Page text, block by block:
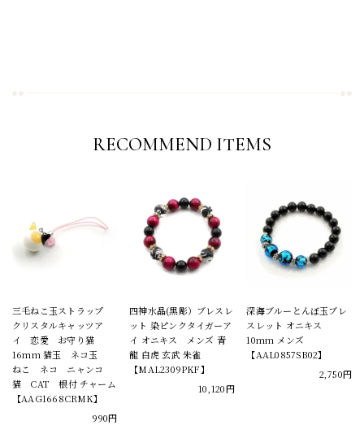
RECOMMEND ITEMS
三毛ねこ玉ストラップ
クリスタルキャッツア
イ 恋愛 お守り猫
16mm 猫玉 ネコ玉
ねこ ネコ ニャンコ
猫 CAT 根付 チャーム
【AAG1668CRMK】
990円
四神水晶(黒彫）ブレスレ
ット 染ピンクタイガーア
イ オニキス メンズ 青
龍 白虎 玄武 朱雀
【MAL2309PKF】
10,120円
深海ブルーとんぼ玉ブレ
スレット オニキス
10mm メンズ
【AAL0857SB02】
2,750円